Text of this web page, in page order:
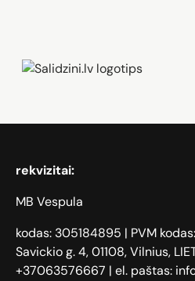
Zāģi,
rekvizitai:
MB Vespula
kodas: 305184895 | PVM
Savickio g. 4, 01108, Vilnius,
+37063576667 | el. paštas: